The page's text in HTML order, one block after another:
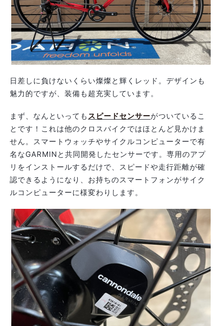
日差しに負けないくらい燦燦と輝くレッド。デザインも
魅力的ですが、装備も超充実しています。
まず、なんといっても スピードセンサーがついているこ
とです！これは他のクロスバイクではほとんど見かけま
せん。スマートウォッチやサイクルコンピューターで有
名なGARMINと共同開発したセンサーです。専用のアプ
リをインストールするだけで、スピードや走行距離が確
認できるようになり、お持ちのスマートフォンがサイク
ルコンピューターに様変わりします。